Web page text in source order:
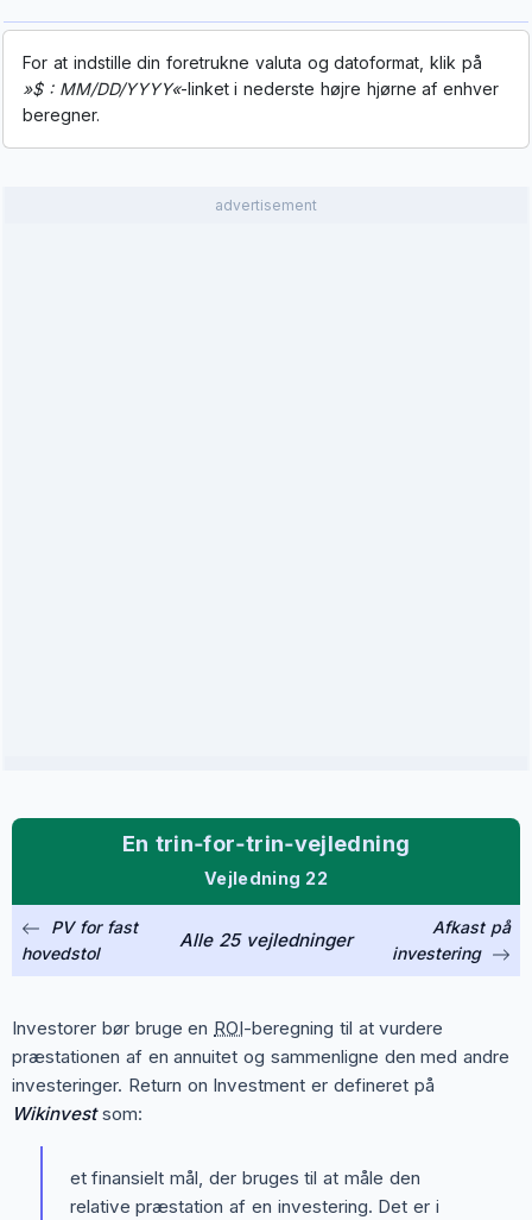
For at indstille din foretrukne valuta og datoformat, klik på
»$ : MM/DD/YYYY«-linket i nederste højre hjørne af enhver
beregner.
advertisement
En trin‑for‑trin‑vejledning
Vejledning 22
PV for fast
hovedstol
Alle 25 vejledninger
Afkast på
investering
Investorer bør bruge en ROI-beregning til at vurdere
præstationen af en annuitet og sammenligne den med andre
investeringer. Return on Investment er defineret på
Wikinvestsom:
et finansielt mål, der bruges til at måle den
relative præstation af en investering. Det er i